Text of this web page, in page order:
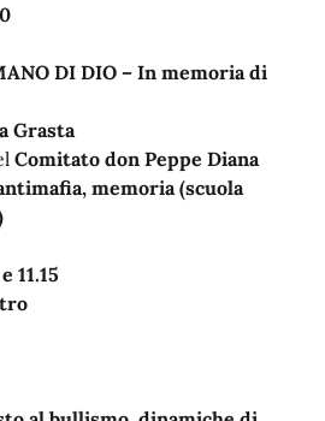
DI DIO – In memoria di
Grasta
Comitato don Peppe Diana
memoria (scuola
11.15